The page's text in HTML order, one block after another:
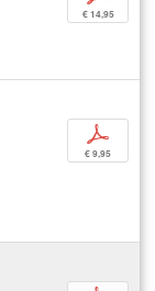
€ 14,95
p
€ 9,95